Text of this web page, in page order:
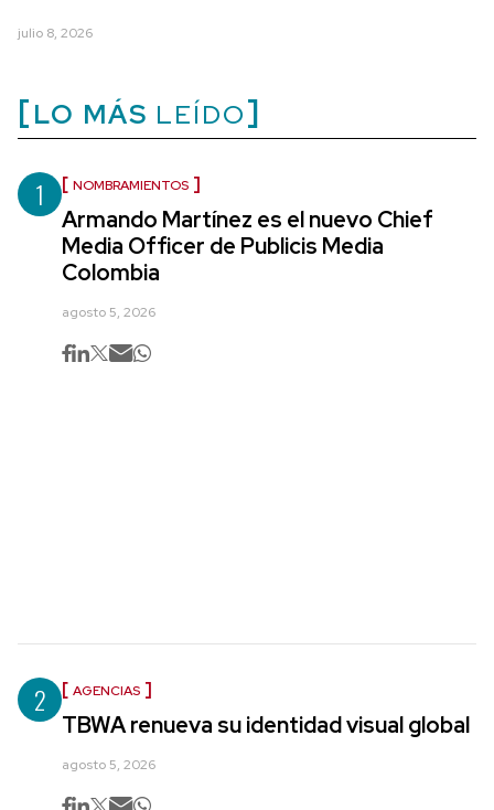
julio 8, 2026
LO MÁS LEÍDO
1 NOMBRAMIENTOS
Armando Martínez es el nuevo Chief
Media Officer de Publicis Media
Colombia
agosto 5, 2026
2 AGENCIAS
TBWA renueva su identidad visual global
agosto 5, 2026